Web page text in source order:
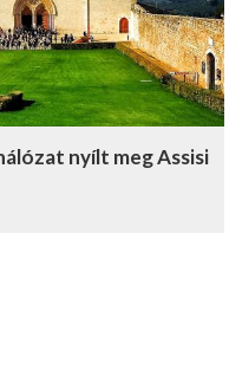
nyílt meg Assisi